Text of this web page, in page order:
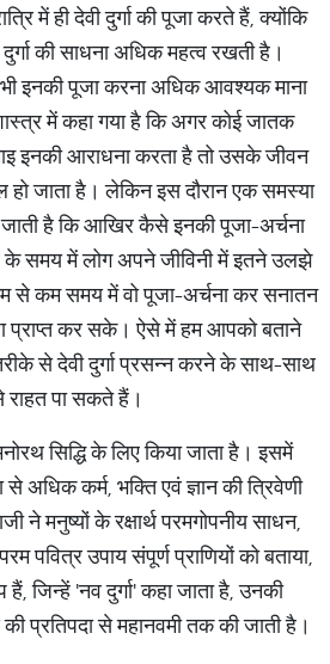
में ही देवी दुर्गा की पूजा करते हैं, क्योंकि
की साधना अधिक महत्व रखती है।
इनकी पूजा करना अधिक आवश्यक माना
में कहा गया है कि अगर कोई जातक
इनकी आराधना करता है तो उसके जीवन
जाता है। लेकिन इस दौरान एक समस्या
है कि आखिर कैसे इनकी पूजा-अर्चना
समय में लोग अपने जीविनी में इतने उलझे
से कम समय में वो पूजा-अर्चना कर सनातन
प्राप्त कर सके। ऐसे में हम आपको बताने
से देवी दुर्गा प्रसन्न करने के साथ-साथ
पा सकते हैं।
सिद्धि के लिए किया जाता है। इसमें
से अधिक कर्म, भक्ति एवं ज्ञान की त्रिवेणी
ने मनुष्यों के रक्षार्थ परमगोपनीय साधन,
पवित्र उपाय संपूर्ण प्राणियों को बताया,
हैं, जिन्हें 'नव दुर्गा' कहा जाता है, उनकी
प्रतिपदा से महानवमी तक की जाती है।